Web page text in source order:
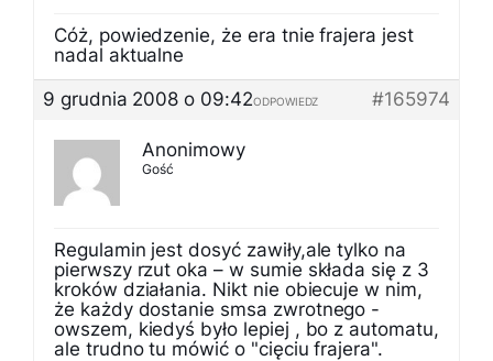
Cóż, powiedzenie, że era tnie frajera jest
nadal aktualne
9 grudnia 2008 o 09:42
#165974
ODPOWIEDZ
Anonimowy
Gość
Regulamin jest dosyć zawiły,ale tylko na
pierwszy rzut oka – w sumie składa się z 3
kroków działania. Nikt nie obiecuje w nim,
że każdy dostanie smsa zwrotnego -
owszem, kiedyś było lepiej , bo z automatu,
ale trudno tu mówić o "cięciu frajera".